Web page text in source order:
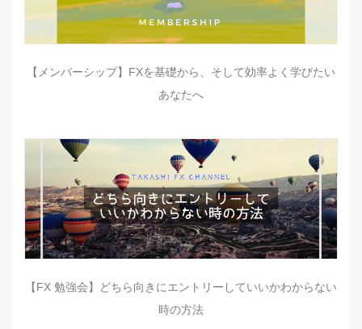
【メンバーシップ】FXを基礎から、そして効率よく学びたい
あなたへ
【FX 勉強会】どちら向きにエントリーしていいかわからない
時の方法